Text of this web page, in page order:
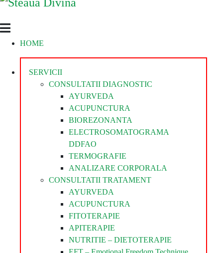
Steaua
Divina
Clinica
SteauaHOME
SERVICII
CONSULTATII DIAGNOSTIC
AYURVEDA
ACUPUNCTURA
BIOREZONANTA
ELECTROSOMATOGRAMA
DDFAO
TERMOGRAFIE
ANALIZARE CORPORALA
CONSULTATII TRATAMENT
AYURVEDA
ACUPUNCTURA
FITOTERAPIE
APITERAPIE
NUTRITIE – DIETOTERAPIE